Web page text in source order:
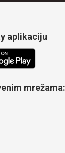
aplikaciju
mrežama: